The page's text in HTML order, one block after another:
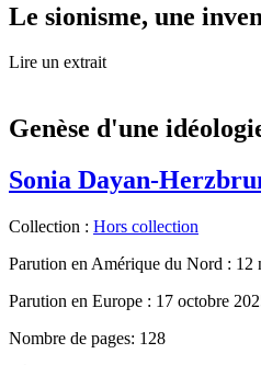
Le sionisme, une
Lire un extrait
Genèse d'une
Sonia Dayan-
Collection : Hors collection
Parution en Amérique du Nord : 12
Parution en Europe : 17 octobre
Nombre de pages: 128